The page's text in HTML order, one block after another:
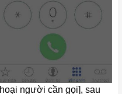
người cần gọi], sau